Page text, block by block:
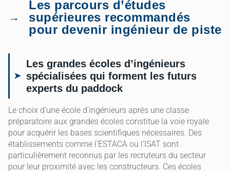
Les parcours d’études
supérieures recommandés
pour devenir ingénieur de piste
Les grandes écoles d’ingénieurs
spécialisées qui forment les futurs
experts du paddock
Le choix d’une école d’ingénieurs après une classe
préparatoire aux grandes écoles constitue la voie royale
pour acquérir les bases scientifiques nécessaires. Des
établissements comme l’ESTACA ou l’ISAT sont
particulièrement reconnus par les recruteurs du secteur
pour leur proximité avec les constructeurs. Ces écoles